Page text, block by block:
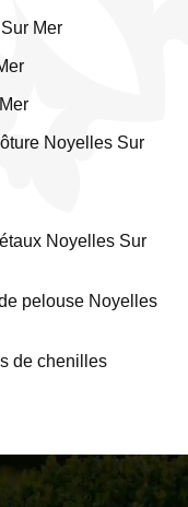
Mer
Noyelles Sur
Noyelles Sur
pelouse Noyelles
de chenilles